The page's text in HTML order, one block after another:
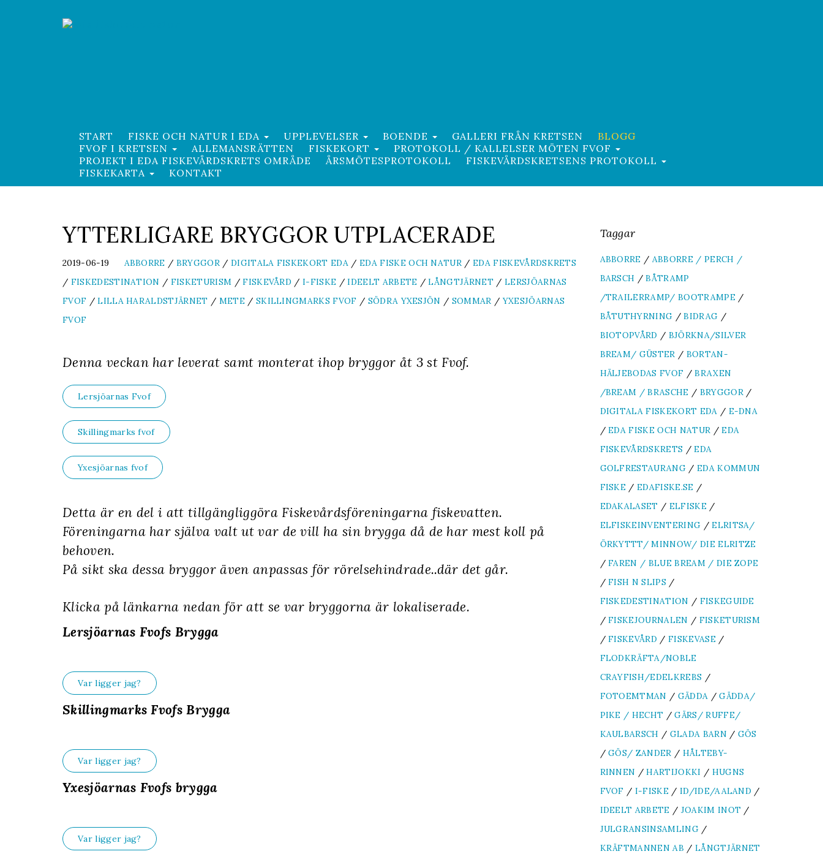
START FISKE OCH NATUR I EDA UPPLEVELSER BOENDE GALLERI FRÅN KRETSEN
BLOGG
FVOF I KRETSEN
ALLEMANSRÄTTEN FISKEKORT
PROTOKOLL / KALLELSER MÖTEN FVOF
PROJEKT I EDA FISKEVÅRDSKRETS OMRÅDE
ÅRSMÖTESPROTOKOLL
FISKEVÅRDSKRETSENS PROTOKOLL
FISKEKARTA
KONTAKT
YTTERLIGARE BRYGGOR UTPLACERADE
2019-06-19 ABBORRE / BRYGGOR / DIGITALA FISKEKORT EDA / EDA FISKE OCH NATUR /EDA FISKEVÅRDSKRETS
/ FISKEDESTINATION / FISKETURISM /FISKEVÅRD /I-FISKE /IDEELT ARBETE /LÅNGTJÄRNET/ LERSJÖARNAS
FVOF /LILLA HARALDSTJÄRNET / METE/ SKILLINGMARKS FVOF / SÖDRA YXESJÖN / SOMMAR /YXESJÖARNAS
FVOF
Denna veckan har leverat samt monterat ihop bryggor åt 3 st Fvof.
Lersjöarnas Fvof
Skillingmarks fvof
Yxesjöarnas fvof
Detta är en del i att tillgängliggöra Fiskevårdsföreningarna fiskevatten.
Föreningarna har själva valt ut var de vill ha sin brygga då de har mest koll på
behoven.
På sikt ska dessa bryggor även anpassas för rörelsehindrade..där det går.
Klicka på länkarna nedan för att se var bryggorna är lokaliserade.
Lersjöarnas Fvofs Brygga
Var ligger jag?
Skillingmarks Fvofs Brygga
Var ligger jag?
Yxesjöarnas Fvofs brygga
Var ligger jag?
Taggar
ABBORRE / ABBORRE / PERCH /
BARSCH /BÅTRAMP
/TRAILERRAMP/ BOOTRAMPE/
BÅTUTHYRNING /BIDRAG /
BIOTOPVÅRD / BJÖRKNA/SILVER
BREAM/ GÜSTER / BORTAN-
HÄLJEBODAS FVOF /BRAXEN
/BREAM / BRASCHE / BRYGGOR/
DIGITALA FISKEKORT EDA / E-DNA
/EDA FISKE OCH NATUR /EDA
FISKEVÅRDSKRETS /EDA
GOLFRESTAURANG/ EDA KOMMUN
FISKE /EDAFISKE.SE /
EDAKALASET / ELFISKE/
ELFISKEINVENTERING /ELRITSA/
ÖRKYTTT/ MINNOW/ DIE ELRITZE
/FAREN / BLUE BREAM / DIE ZOPE
/FISH N SLIPS/
FISKEDESTINATION / FISKEGUIDE
/FISKEJOURNALEN / FISKETURISM
/FISKEVÅRD / FISKEVASE/
FLODKRÄFTA/NOBLE
CRAYFISH/EDELKREBS /
FOTOEMTMAN / GÄDDA /GÄDDA/
PIKE / HECHT /GÄRS/ RUFFE/
KAULBARSCH / GLADA BARN / GÖS
/GÖS/ ZANDER / HÅLTEBY-
RINNEN /HARTIJOKKI / HUGNS
FVOF / I-FISKE / ID/IDE/AALAND /
IDEELT ARBETE / JOAKIM INOT /
JULGRANSINSAMLING/
KRÄFTMANNEN AB / LÅNGTJÄRNET